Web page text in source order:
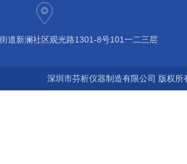
道新澜社区观光路1301-8号101一二三层
深圳市芬析仪器制造有限公司 版权